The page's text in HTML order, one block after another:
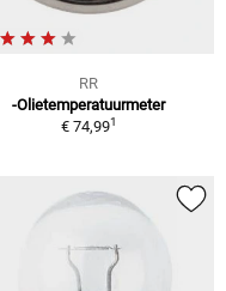
RR
-Olietemperatuurmeter
€ 74,991